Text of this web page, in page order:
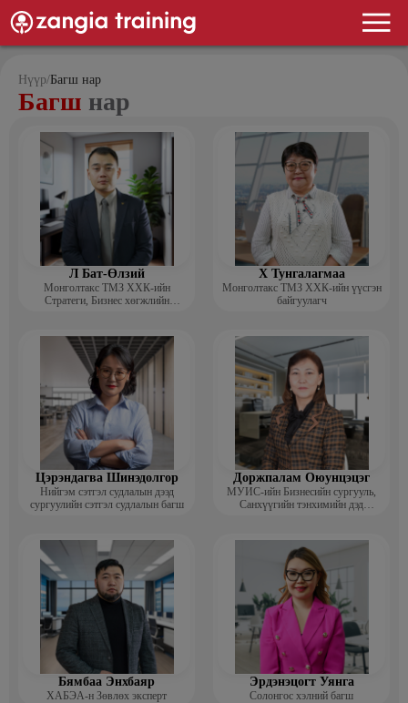
Нүүр/Багш нар
Багш нар
Л Бат-Өлзий
Монголтакс ТМЗ ХХК-ийн
Стратеги, Бизнес хөгжлийн
Х Тунгалагмаа
Монголтакс ТМЗ ХХК-ийн үүсгэн
байгуулагч
Цэрэндагва Шинэдолгор
Нийгэм сэтгэл судлалын дээд
сургуулийн сэтгэл судлалын багш
Доржпалам Оюунцэцэг
МУИС-ийн Бизнесийн сургууль,
Санхүүгийн тэнхимийн дэд
Бямбаа Энхбаяр
ХАБЭА-н Зөвлөх эксперт
Эрдэнэцогт Уянга
Солонгос хэлний багш